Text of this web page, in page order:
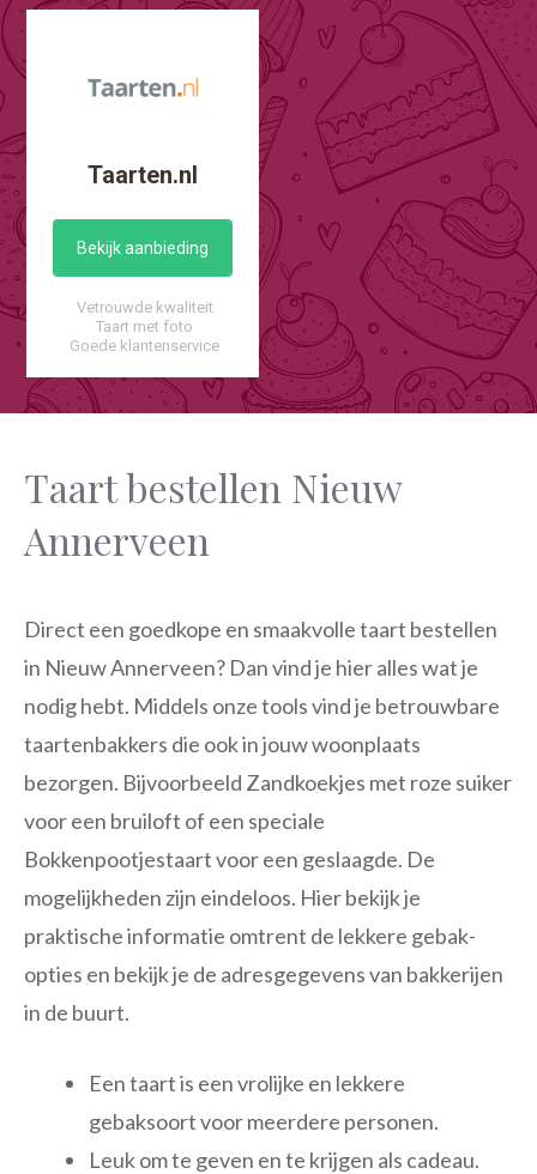
Taarten.nl
Bekijk aanbieding
Vetrouwde kwaliteit
Taart met foto
Goede klantenservice
Taart bestellen Nieuw
Annerveen
Direct een goedkope en smaakvolle taart bestellen
in Nieuw Annerveen? Dan vind je hier alles wat je
nodig hebt. Middels onze tools vind je betrouwbare
taartenbakkers die ook in jouw woonplaats
bezorgen. Bijvoorbeeld Zandkoekjes met roze suiker
voor een bruiloft of een speciale
Bokkenpootjestaart voor een geslaagde. De
mogelijkheden zijn eindeloos. Hier bekijk je
praktische informatie omtrent de lekkere gebak-
opties en bekijk je de adresgegevens van bakkerijen
in de buurt.
Een taart is een vrolijke en lekkere
gebaksoort voor meerdere personen.
Leuk om te geven en te krijgen als cadeau.